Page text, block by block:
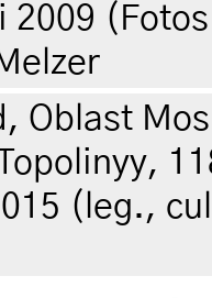
2009
Oblast
(leg.,